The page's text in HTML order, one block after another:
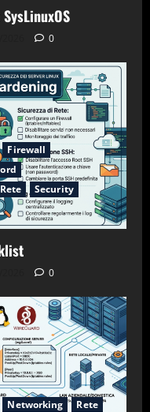
0
Firewall
Rete
Security
0
Networking
Rete